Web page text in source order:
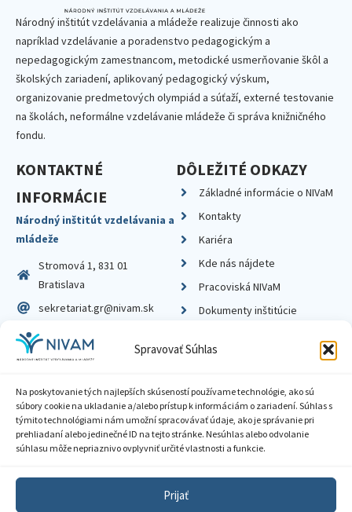
Spravovať Súhlas
Na poskytovanie tých najlepších skúseností používame technológie, ako sú
súbory cookie na ukladanie a/alebo prístup k informáciám o zariadení. Súhlas s
týmito technológiami nám umožní spracovávať údaje, ako je správanie pri
prehliadaní alebo jedinečné ID na tejto stránke. Nesúhlas alebo odvolanie
súhlasu môže nepriaznivo ovplyvniť určité vlastnosti a funkcie.
Prijať
Národný inštitút vzdelávania a mládeže realizuje činnosti ako
napríklad vzdelávanie a poradenstvo pedagogickým a
nepedagogickým zamestnancom, metodické usmerňovanie škôl a
školských zariadení, aplikovaný pedagogický výskum,
organizovanie predmetových olympiád a súťaží, externé testovanie
na školách, neformálne vzdelávanie mládeže či správa knižničného
fondu.
KONTAKTNÉ
INFORMÁCIE
Národný inštitút vzdelávania a
mládeže
Stromová 1, 831 01
Bratislava
sekretariat.gr@nivam.sk
IČO: 00164348
DIČ: 2020798714
DÔLEŽITÉ ODKAZY
Základné informácie o NIVaM
Kontakty
Kariéra
Kde nás nájdete
Pracoviská NIVaM
Dokumenty inštitúcie
Zásady ochrany súkromia
Sprístupnenie informácií